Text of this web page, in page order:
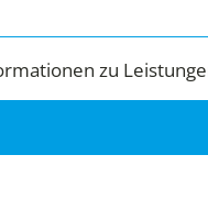
zu